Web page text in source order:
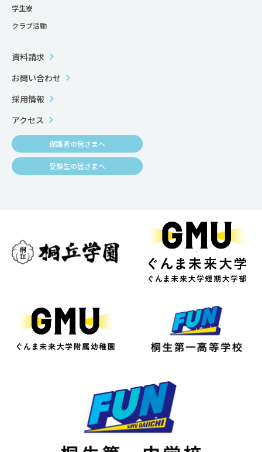
学生寮
クラブ活動
資料請求
お問い合わせ
採用情報
アクセス
保護者の皆さまへ
受験生の皆さまへ